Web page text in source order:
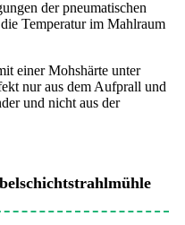
der pneumatischen
Temperatur im Mahlraum
einer Mohshärte unter
nur aus dem Aufprall und
und nicht aus der